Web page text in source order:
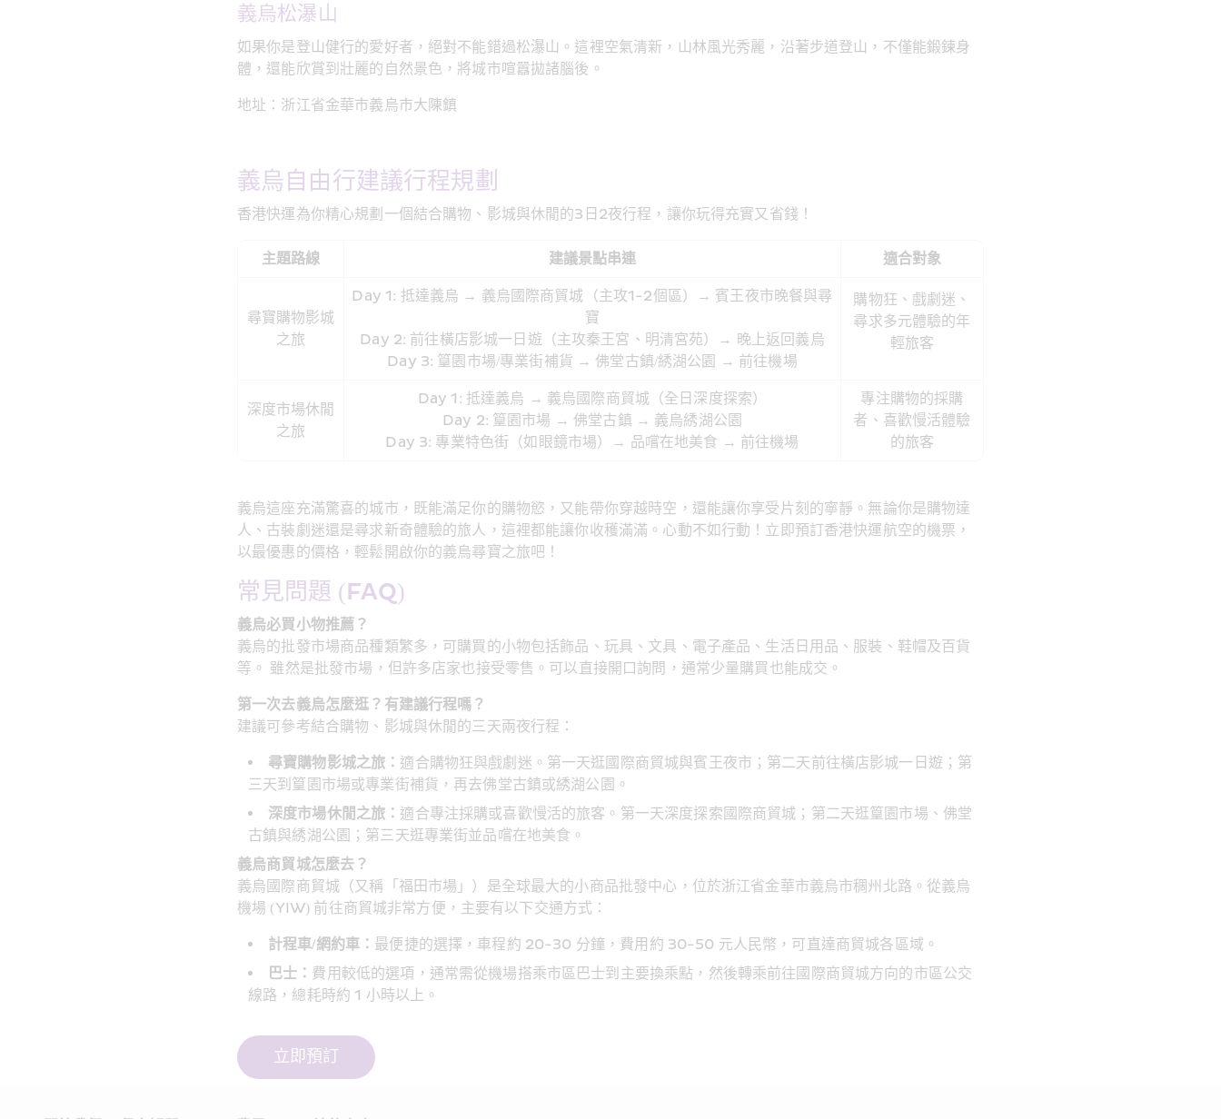
義烏松瀑山
如果你是登山健行的愛好者，絕對不能錯過松瀑山。這裡空氣清新，山林風光秀麗，沿著步道登山，不僅能鍛鍊身
體，還能欣賞到壯麗的自然景色，將城市喧囂拋諸腦後。
地址：浙江省金華市義烏市大陳鎮
義烏自由行建議行程規劃
香港快運為你精心規劃一個結合購物、影城與休閒的3日2夜行程，讓你玩得充實又省錢！
主題路線 建議景點串連 適合對象
尋寶購物影城
之旅
Day 1: 抵達義烏 → 義烏國際商貿城（主攻1-2個區）→ 賓王夜市晚餐與尋
寶
Day 2: 前往橫店影城一日遊（主攻秦王宮、明清宮苑）→ 晚上返回義烏
Day 3: 篁園市場/專業街補貨 → 佛堂古鎮/綉湖公園 → 前往機場
購物狂、戲劇迷、
尋求多元體驗的年
輕旅客
深度市場休閒
之旅
Day 1: 抵達義烏 → 義烏國際商貿城（全日深度探索）
Day 2: 篁園市場 → 佛堂古鎮 → 義烏綉湖公園
Day 3: 專業特色街（如眼鏡市場）→ 品嚐在地美食 → 前往機場
專注購物的採購
者、喜歡慢活體驗
的旅客
義烏這座充滿驚喜的城市，既能滿足你的購物慾，又能帶你穿越時空，還能讓你享受片刻的寧靜。無論你是購物達
人、古裝劇迷還是尋求新奇體驗的旅人，這裡都能讓你收穫滿滿。心動不如行動！立即預訂香港快運航空的機票，
以最優惠的價格，輕鬆開啟你的義烏尋寶之旅吧！
常見問題 (FAQ)
義烏必買小物推薦？
義烏的批發市場商品種類繁多，可購買的小物包括飾品、玩具、文具、電子產品、生活日用品、服裝、鞋帽及百貨
等。 雖然是批發市場，但許多店家也接受零售。可以直接開口詢問，通常少量購買也能成交。
第一次去義烏怎麼逛？有建議行程嗎？
建議可參考結合購物、影城與休閒的三天兩夜行程：
尋寶購物影城之旅： 適合購物狂與戲劇迷。第一天逛國際商貿城與賓王夜市；第二天前往橫店影城一日遊；第
三天到篁園市場或專業街補貨，再去佛堂古鎮或綉湖公園。
深度市場休閒之旅： 適合專注採購或喜歡慢活的旅客。第一天深度探索國際商貿城；第二天逛篁園市場、佛堂
古鎮與綉湖公園；第三天逛專業街並品嚐在地美食。
義烏商貿城怎麼去？
義烏國際商貿城（又稱「福田市場」）是全球最大的小商品批發中心，位於浙江省金華市義烏市稠州北路。從義烏
機場 (YIW) 前往商貿城非常方便，主要有以下交通方式：
計程車/網約車： 最便捷的選擇，車程約 20-30 分鐘，費用約 30-50 元人民幣，可直達商貿城各區域。
巴士： 費用較低的選項，通常需從機場搭乘市區巴士到主要換乘點，然後轉乘前往國際商貿城方向的市區公交
線路，總耗時約 1 小時以上。
立即預訂